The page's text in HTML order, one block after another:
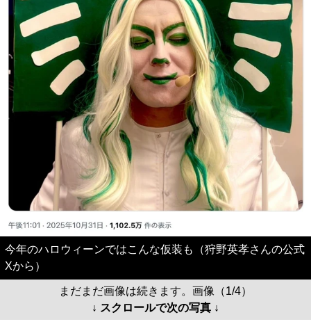
今年のハロウィーンではこんな仮装も（狩野英孝さんの公式
Xから）
まだまだ画像は続きます。画像（1/4）
↓ スクロールで次の写真 ↓